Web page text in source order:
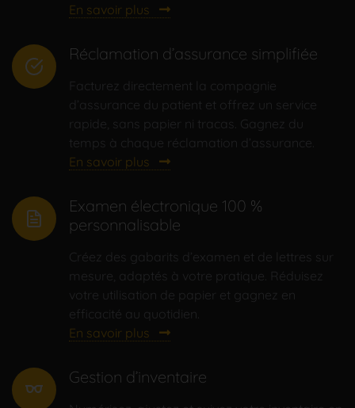
En savoir plus
Réclamation d’assurance simplifiée
Facturez directement la compagnie
d’assurance du patient et offrez un service
rapide, sans papier ni tracas. Gagnez du
temps à chaque réclamation d’assurance.
En savoir plus
Examen électronique 100 %
personnalisable
Créez des gabarits d’examen et de lettres sur
mesure, adaptés à votre pratique. Réduisez
votre utilisation de papier et gagnez en
efficacité au quotidien.
En savoir plus
eyeglasses
Gestion d’inventaire